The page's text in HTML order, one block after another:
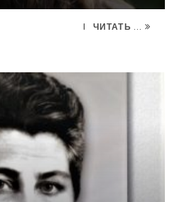
ЧИТАТЬ ...